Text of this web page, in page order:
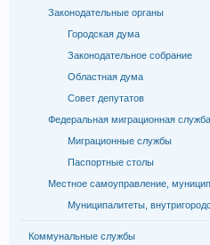
Законодательные органы
Городская дума
Законодательное собрание
Областная дума
Совет депутатов
Федеральная миграционная служба
Миграционные службы
Паспортные столы
Местное самоуправление,
Муниципалитеты,
Коммунальные службы